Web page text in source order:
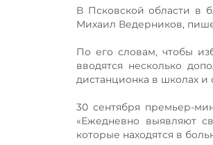
В Псковской области в
Михаил Ведерников,
По его словам, чтобы
вводятся несколько
дистанционка в школах
30 сентября премьер-
«Ежедневно выявляют
которые находятся в